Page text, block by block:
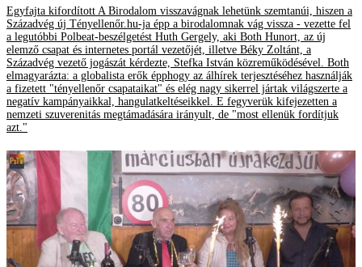
Egyfajta kifordított A Birodalom visszavágnak lehetünk szemtanúi, hiszen a
Századvég új Tényellenőr.hu-ja épp a birodalomnak vág vissza - vezette fel
a legutóbbi Polbeat-beszélgetést Huth Gergely, aki Both Hunort, az új
elemző csapat és internetes portál vezetőjét, illetve Béky Zoltánt, a
Századvég vezető jogászát kérdezte, Stefka István közreműködésével. Both
elmagyarázta: a globalista erők épphogy az álhírek terjesztéséhez használják
a fizetett "tényellenőr csapataikat" és elég nagy sikerrel jártak világszerte a
negatív kampányaikkal, hangulatkeltéseikkel. E fegyverük kifejezetten a
nemzeti szuverenitás megtámadására irányult, de "most ellenük fordítjuk
azt."